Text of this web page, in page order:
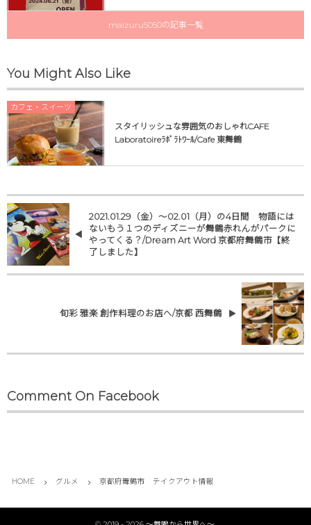
maizuru5050の記事一覧
You Might Also Like
カフェ・スイーツ
スタイリッシュな雰囲気のおしゃれCAFE
Laboratoireﾗﾎﾞﾗﾄﾜｰﾙ/Cafe 東舞鶴
2021.01.29（金）〜02.01（月）の4日間 物語には
ないもう１つのディズニーが舞鶴赤れんがパークに
やってくる？/Dream Art Word 京都府舞鶴市【終
了しました】
旬彩 雅楽 創作料理のお店へ/京都 西舞鶴
Comment On Facebook
HOME グルメ 京都府舞鶴市 テイクアウト情報